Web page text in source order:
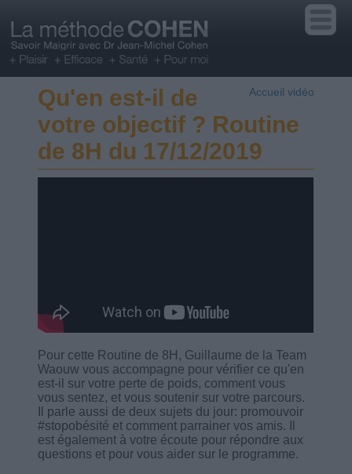
Accueil vidéo
Qu'en est-il de
votre objectif ? Routine
de 8H du 17/12/2019
Pour cette Routine de 8H, Guillaume de la Team
Waouw vous accompagne pour vérifier ce qu'en
est-il sur votre perte de poids, comment vous
vous sentez, et vous soutenir sur votre parcours.
Il parle aussi de deux sujets du jour: promouvoir
#stopobésité et comment parrainer vos amis. Il
est également à votre écoute pour répondre aux
questions et pour vous aider sur le programme.